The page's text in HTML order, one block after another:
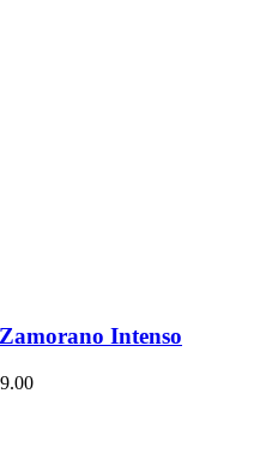
Intenso